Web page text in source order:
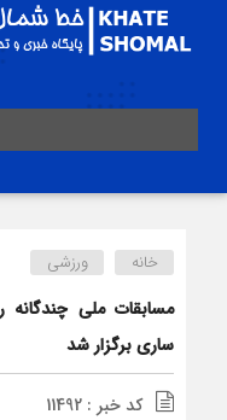
خانه ورزشی
مسابقات ملی چندگانه
ساری برگزار شد
کد خبر : 11492